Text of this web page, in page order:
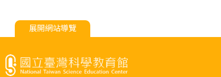
展開網站導覽